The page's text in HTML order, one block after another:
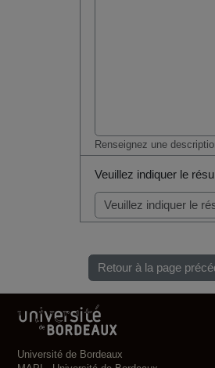
Renseignez une
Veuillez indiquer le
Retour à la page
Université de Bordeaux